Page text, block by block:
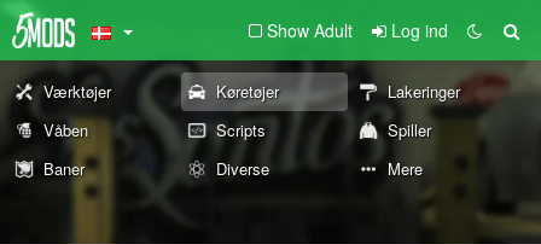
Show Adult Log ind
Værktøjer Køretøjer
Lakeringer
Våben
Scripts
Spiller
Baner
Diverse Mere